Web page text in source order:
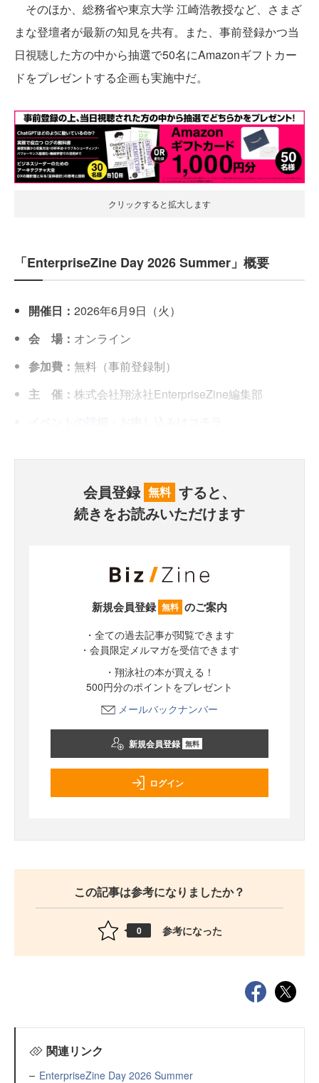
そのほか、総務省や東京大学 江崎浩教授など、さまざ
まな登壇者が最新の知見を共有。また、事前登録かつ当
日視聴した方の中から抽選で50名にAmazonギフトカー
ドをプレゼントする企画も実施中だ。
クリックすると拡大します
「EnterpriseZine Day 2026 Summer」概要
開催日： 2026年6月9日（火）
会 場： オンライン
参加費： 無料（事前登録制）
主 催： 株式会社翔泳社EnterpriseZine編集部
会員登録 無料 すると、
続きをお読みいただけます
新規会員登録 無料 のご案内
・全ての過去記事が閲覧できます
・会員限定メルマガを受信できます
・翔泳社の本が買える！
500円分のポイントをプレゼント
メールバックナンバー
新規会員登録 無料
ログイン
この記事は参考になりましたか？
0 参考になった
関連リンク
EnterpriseZine Day 2026 Summer